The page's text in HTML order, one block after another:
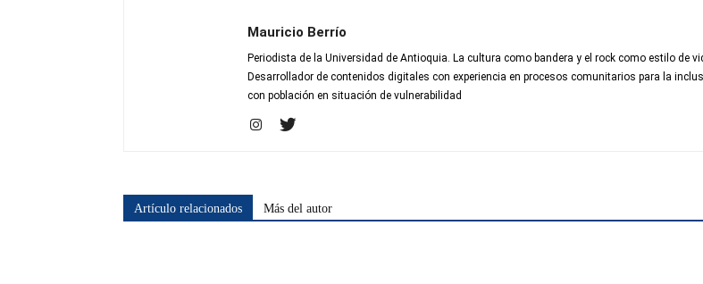
Mauricio Berrío
Periodista de la Universidad de Antioquia. La cultura como bandera y el rock como estilo de
Desarrollador de contenidos digitales con experiencia en procesos comunitarios para la
con población en situación de vulnerabilidad
Artículo relacionados Más del autor